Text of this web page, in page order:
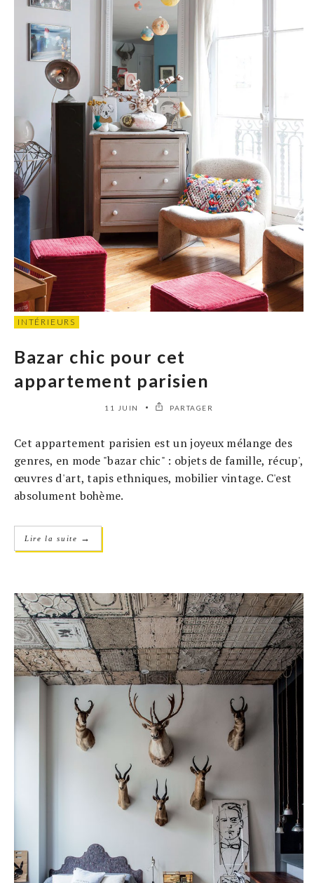
INTÉRIEURS
Bazar chic pour cet
appartement parisien
11 JUIN PARTAGER
Cet appartement parisien est un joyeux mélange des
genres, en mode "bazar chic" : objets de famille, récup',
œuvres d'art, tapis ethniques, mobilier vintage. C'est
absolument bohème.
Lire la suite →